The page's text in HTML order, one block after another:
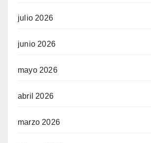
julio 2026
junio 2026
mayo 2026
abril 2026
marzo 2026